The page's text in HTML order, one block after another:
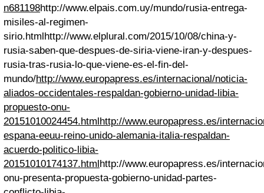
n681198http://www.elpais.com.uy/mundo/rusia-entrega-
misiles-al-regimen-
sirio.htmlhttp://www.elplural.com/2015/10/08/china-y-
rusia-saben-que-despues-de-siria-viene-iran-y-despues-
rusia-tras-rusia-lo-que-viene-es-el-fin-del-
mundo/http://www.europapress.es/internacional/noticia-
aliados-occidentales-respaldan-gobierno-unidad-libia-
propuesto-onu-
20151010024454.htmlhttp://www.europapress.es/
espana-eeuu-reino-unido-alemania-italia-respaldan-
acuerdo-politico-libia-
20151010174137.htmlhttp://www.europapress.es/
onu-presenta-propuesta-gobierno-unidad-partes-